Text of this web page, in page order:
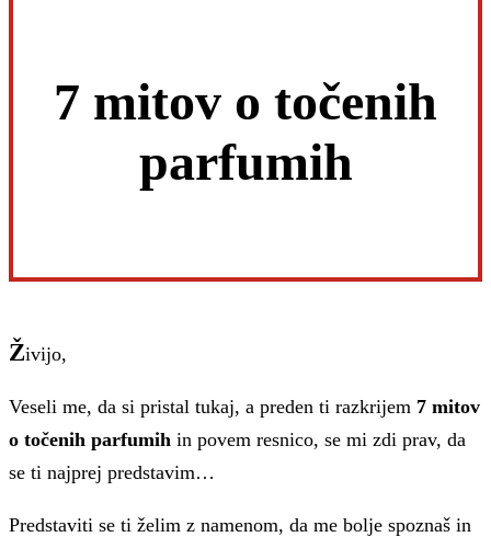
7 mitov o točenih
parfumih
Živijo,
Veseli me, da si pristal tukaj, a preden ti razkrijem 7 mitov
o točenih parfumih in povem resnico, se mi zdi prav, da
se ti najprej predstavim…
Predstaviti se ti želim z namenom, da me bolje spoznaš in